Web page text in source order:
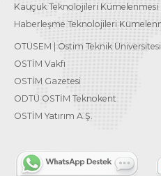
Kauçuk Teknolojileri Kümelenmesi
Haberleşme Teknolojileri
OTÜSEM | Ostim Teknik Üniversitesi
OSTİM Vakfı
OSTİM Gazetesi
ODTÜ OSTİM Teknokent
OSTİM Yatırım A.Ş.